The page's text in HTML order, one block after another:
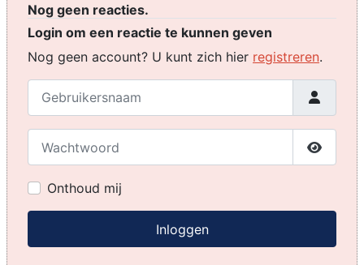
Nog geen reacties.
Login om een reactie te kunnen geven
Nog geen account? U kunt zich hier registreren.
Toon
Onthoud mij
Inloggen